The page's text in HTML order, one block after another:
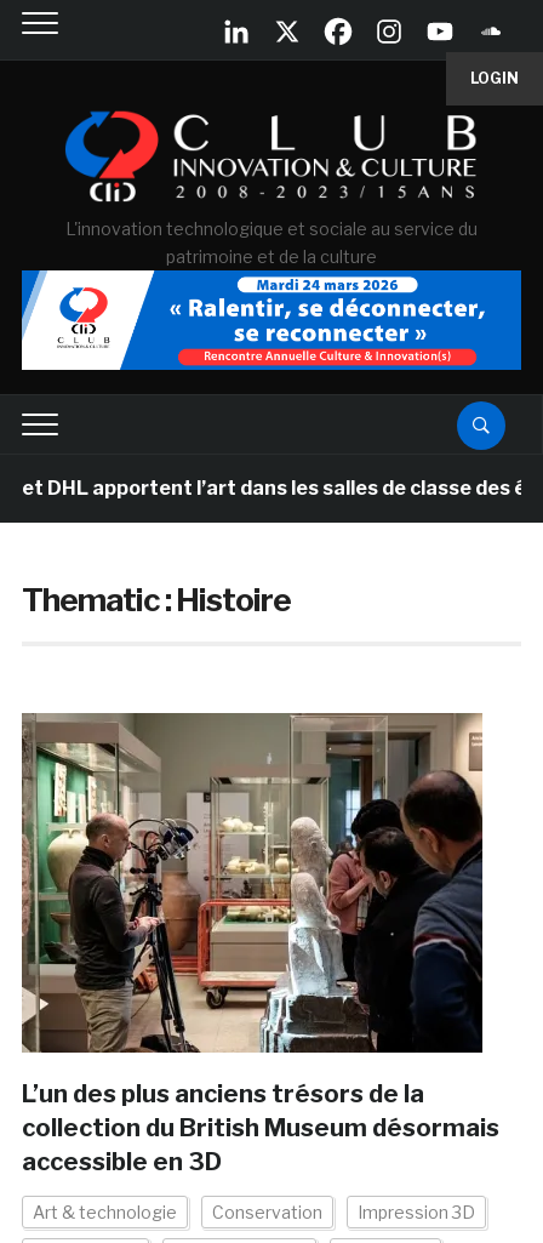
LOGIN
L'innovation technologique et sociale au service du
patrimoine et de la culture
apportent l’art dans les salles de classe des écoles
Thematic :Histoire
L’un des plus anciens trésors de la
collection du British Museum désormais
accessible en 3D
Art & technologie Conservation Impression 3D